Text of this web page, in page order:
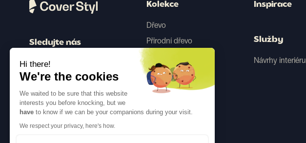
Sledujte nás
Kolekce
Dřevo
Přírodní dřevo
Beton
Kovový
Třpytky
Inspirace
Služby
Návrhy interiéru
Hi there!
We're the cookies
We waited to be sure that this website
interests you before knocking, but we
have to know if we can be your companions during your visit.
We respect your privacy, here's how.